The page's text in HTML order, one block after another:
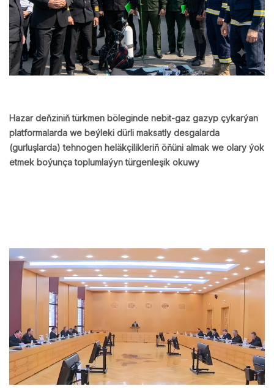
Hazar deňziniň türkmen böleginde nebit-gaz gazyp çykarýan
platformalarda we beýleki dürli maksatly desgalarda
(gurluşlarda) tehnogen heläkçilikleriň öňüni almak we olary ýok
etmek boýunça toplumlaýyn türgenleşik okuwy